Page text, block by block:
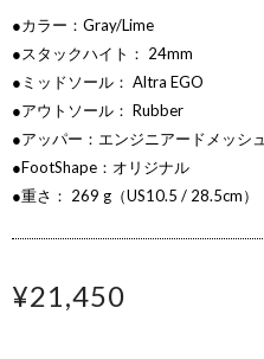
●カラー：Gray/Lime
●スタックハイト： 24mm
●ミッドソール： Altra EGO
●アウトソール： Rubber
●アッパー：エンジニアードメッシュ
●FootShape：オリジナル
●重さ： 269 g（US10.5 / 28.5cm）
¥21,450